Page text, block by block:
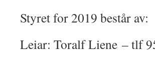
Styret for 2019 består av:
Leiar: Toralf